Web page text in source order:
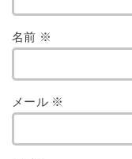
名前 ※
メール ※